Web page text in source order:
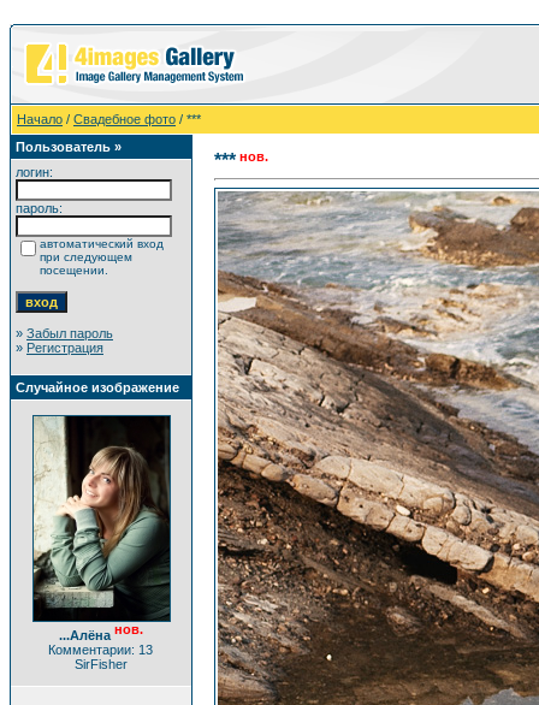
Начало / Свадебное фото / ***
Пользователь »
логин:
пароль:
автоматический вход
при следующем
посещении.
» Забыл пароль
» Регистрация
Случайное изображение
...Алёна нов.
Комментарии: 13
SirFisher
*** нов.